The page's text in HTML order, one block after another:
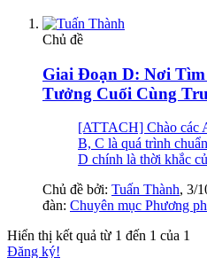
Chủ đề
Giai Đoạn D: Nơi
Tưởng Cuối Cùng
[ATTACH] Chào các
B, C là quá trình
D chính là thời khắc
Chủ đề bởi: Tuấn Thành, 3/
đàn: Chuyên mục Phương
Hiển thị kết quả từ 1 đến 1 của 1
Đăng ký!